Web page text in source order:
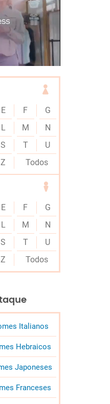
E F
G
L M
N
S T
U
Z Todos
E F
G
L M
N
S T
U
Z Todos
Italianos
Hebraicos
Japoneses
Franceses